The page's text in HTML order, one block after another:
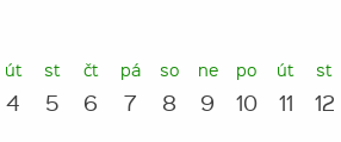
út
4
st
5
čt
6
pá
7
so
8
ne
9
po
10
út
11
st
12